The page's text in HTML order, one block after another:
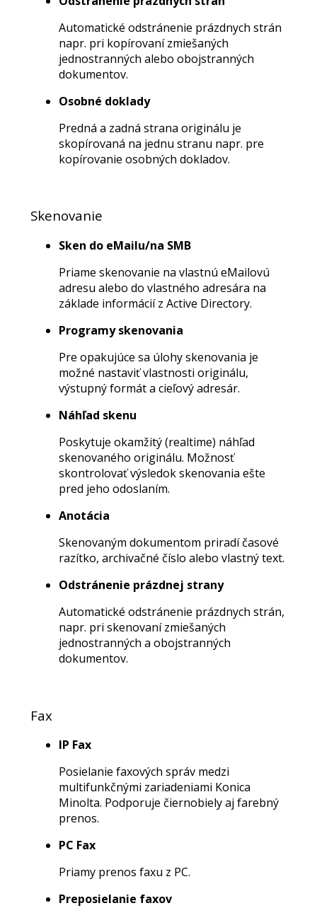
Automatické odstránenie prázdnych strán
napr. pri kopírovaní zmiešaných
jednostranných alebo obojstranných
dokumentov.
Osobné doklady
Predná a zadná strana originálu je
skopírovaná na jednu stranu napr. pre
kopírovanie osobných dokladov.
Skenovanie
Sken do eMailu/na SMB
Priame skenovanie na vlastnú eMailovú
adresu alebo do vlastného adresára na
základe informácií z Active Directory.
Programy skenovania
Pre opakujúce sa úlohy skenovania je
možné nastaviť vlastnosti originálu,
výstupný formát a cieľový adresár.
Náhľad skenu
Poskytuje okamžitý (realtime) náhľad
skenovaného originálu. Možnosť
skontrolovať výsledok skenovania ešte
pred jeho odoslaním.
Anotácia
Skenovaným dokumentom priradí časové
razítko, archivačné číslo alebo vlastný text.
Odstránenie prázdnej strany
Automatické odstránenie prázdnych strán,
napr. pri skenovaní zmiešaných
jednostranných a obojstranných
dokumentov.
Fax
IP Fax
Posielanie faxových správ medzi
multifunkčnými zariadeniami Konica
Minolta. Podporuje čiernobiely aj farebný
prenos.
PC Fax
Priamy prenos faxu z PC.
Preposielanie faxov